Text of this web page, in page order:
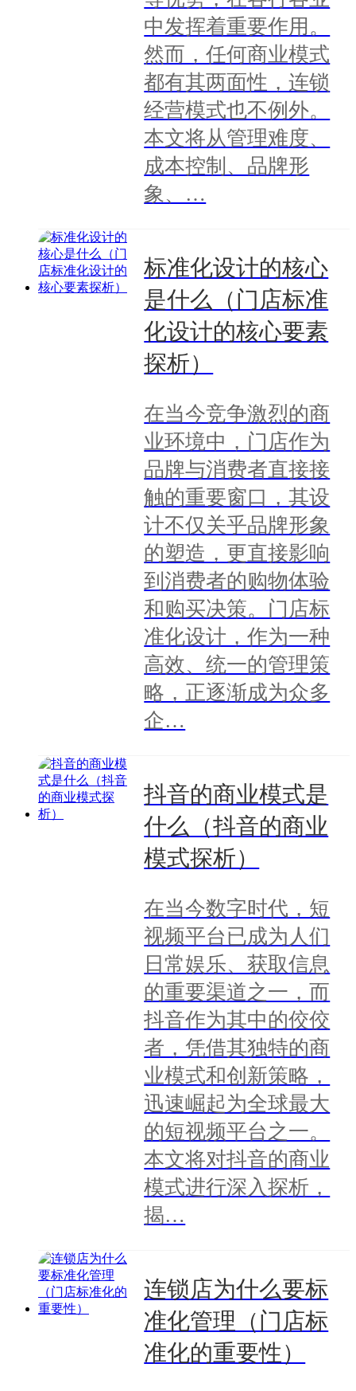
中发挥着重要作用。
然而，任何商业模式
都有其两面性，连锁
经营模式也不例外。
本文将从管理难度、
成本控制、品牌形
象、…
标准化设计的核心
是什么（门店标准
化设计的核心要素
探析）
在当今竞争激烈的商
业环境中，门店作为
品牌与消费者直接接
触的重要窗口，其设
计不仅关乎品牌形象
的塑造，更直接影响
到消费者的购物体验
和购买决策。门店标
准化设计，作为一种
高效、统一的管理策
略，正逐渐成为众多
企…
抖音的商业模式是
什么（抖音的商业
模式探析）
在当今数字时代，短
视频平台已成为人们
日常娱乐、获取信息
的重要渠道之一，而
抖音作为其中的佼佼
者，凭借其独特的商
业模式和创新策略，
迅速崛起为全球最大
的短视频平台之一。
本文将对抖音的商业
模式进行深入探析，
揭…
连锁店为什么要标
准化管理（门店标
准化的重要性）